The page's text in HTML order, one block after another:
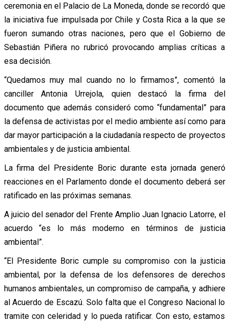
ceremonia en el Palacio de La Moneda, donde se recordó que
la iniciativa fue impulsada por Chile y Costa Rica a la que se
fueron sumando otras naciones, pero que el Gobierno de
Sebastián Piñera no rubricó provocando amplias críticas a
esa decisión.
“Quedamos muy mal cuando no lo firmamos”, comentó la
canciller Antonia Urrejola, quien destacó la firma del
documento que además consideró como “fundamental” para
la defensa de activistas por el medio ambiente así como para
dar mayor participación a la ciudadanía respecto de proyectos
ambientales y de justicia ambiental.
La firma del Presidente Boric durante esta jornada generó
reacciones en el Parlamento donde el documento deberá ser
ratificado en las próximas semanas.
A juicio del senador del Frente Amplio Juan Ignacio Latorre, el
acuerdo “es lo más moderno en términos de justicia
ambiental”.
“El Presidente Boric cumple su compromiso con la justicia
ambiental, por la defensa de los defensores de derechos
humanos ambientales, un compromiso de campaña, y adhiere
al Acuerdo de Escazú. Solo falta que el Congreso Nacional lo
tramite con celeridad y lo pueda ratificar. Con esto, estamos